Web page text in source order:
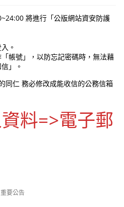
將進行「公版網站資安防護
。
帳號」，以防忘記密碼時，無法藉
」。
同仁 務必修改成能收信的公務信箱
料=>電子郵
重要公告